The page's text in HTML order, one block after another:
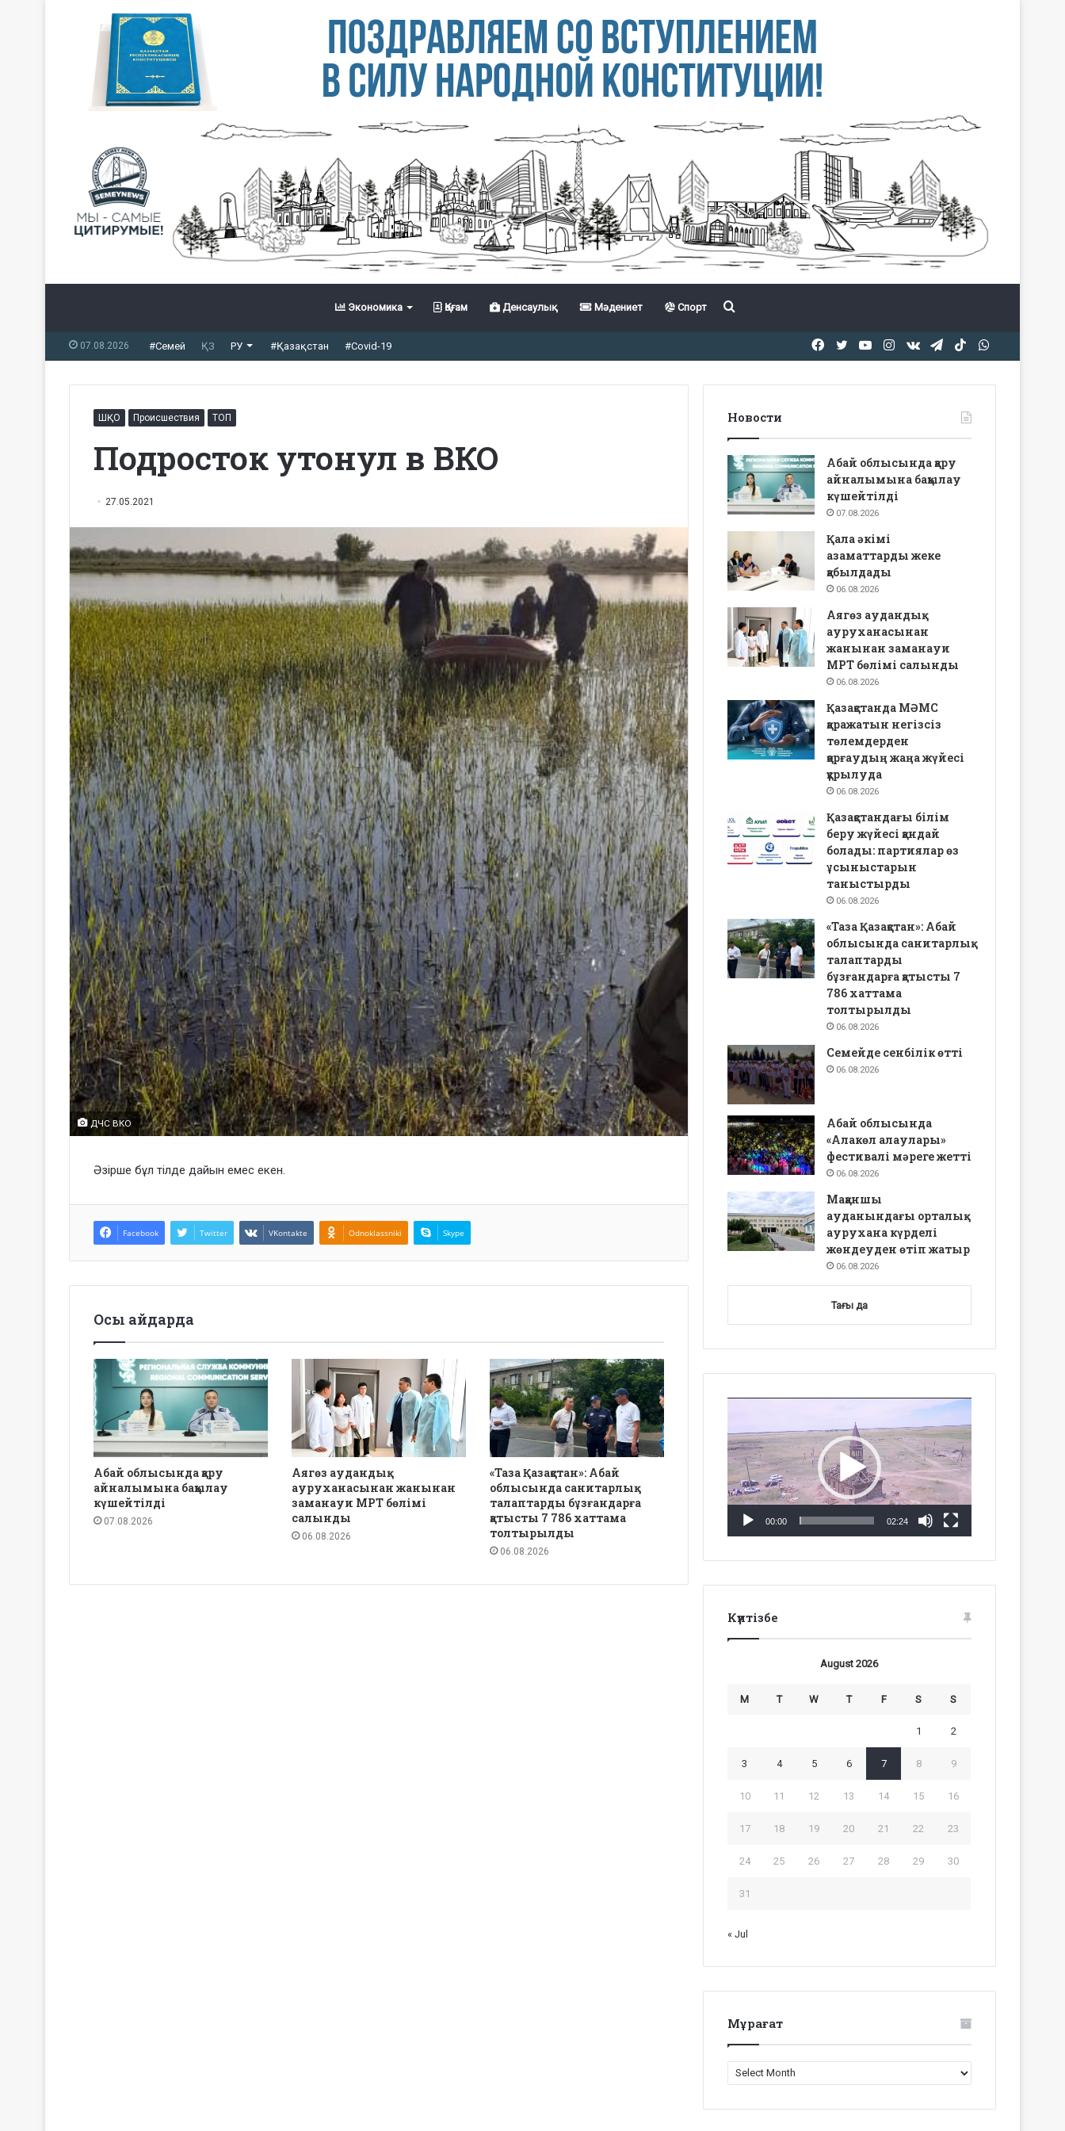
Экономика Қоғам Денсаулық Мәдениет Спорт
07.08.2026 #Семей ҚЗ РУ #Қазақстан #Covid-19 TikTok
Telegram
vk.com
Instagram
YouTube
Twitter
Facebook
ШҚО Происшествия ТОП
Подросток утонул в ВКО
27.05.2021
ДЧС ВКО
Әзірше бұл тілде дайын емес екен.
Facebook Twitter VKontakte Odnoklassniki Skype
Осы айдарда
Абай облысында қару
айналымына бақылау
күшейтілді
07.08.2026
Аягөз аудандық
ауруханасынан жанынан
заманауи МРТ бөлімі
салынды
06.08.2026
«Таза Қазақстан»: Абай
облысында санитарлық
талаптарды бұзғандарға
қатысты 7 786 хаттама
толтырылды
06.08.2026
Новости
Абай облысында қару
айналымына бақылау
күшейтілді
07.08.2026
Қала әкімі
азаматтарды жеке
қабылдады
06.08.2026
Аягөз аудандық
ауруханасынан
жанынан заманауи
МРТ бөлімі салынды
06.08.2026
Қазақстанда МӘМС
қаражатын негізсіз
төлемдерден
қорғаудың жаңа жүйесі
құрылуда
06.08.2026
Қазақстандағы білім
беру жүйесі қандай
болады: партиялар өз
ұсыныстарын
таныстырды
06.08.2026
«Таза Қазақстан»: Абай
облысында санитарлық
талаптарды
бұзғандарға қатысты 7
786 хаттама
толтырылды
06.08.2026
Семейде сенбілік өтті
06.08.2026
Абай облысында
«Алакөл алаулары»
фестивалі мәреге жетті
06.08.2026
Мақаншы
ауданындағы орталық
аурухана күрделі
жөндеуден өтіп жатыр
06.08.2026
Тағы да
00:00 02:24
Күнтізбе
August 2026
M T W T F S S
1 2
3 4 5 6 7 8 9
10 11 12 13 14 15 16
17 18 19 20 21 22 23
24 25 26 27 28 29 30
31
« Jul
Мұрағат
Мұрағат